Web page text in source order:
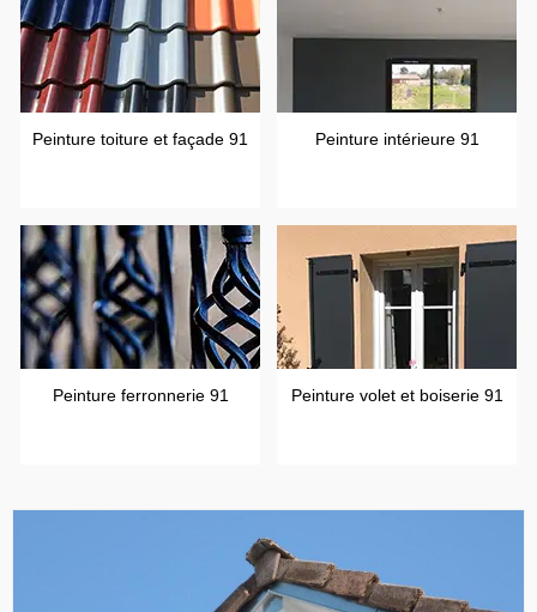
Peinture toiture et façade 91 Peinture intérieure 91
Peinture ferronnerie 91 Peinture volet et boiserie 91